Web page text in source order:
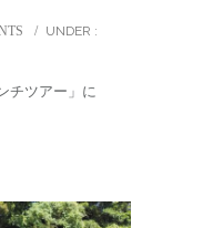
/ UNDER :
チツアー」に